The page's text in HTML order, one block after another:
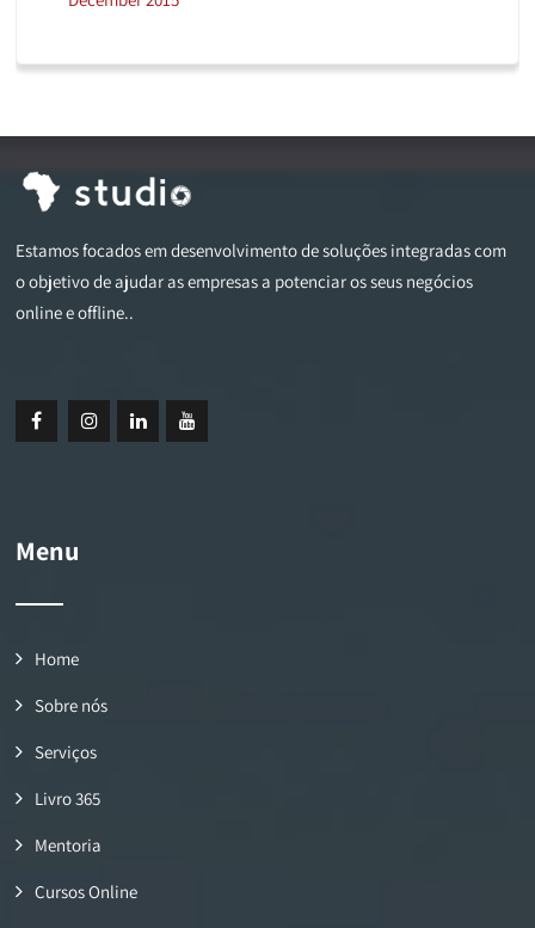
Estamos focados em desenvolvimento de soluções integradas com
o objetivo de ajudar as empresas a potenciar os seus negócios
online e offline..
Menu
Home
Sobre nós
Serviços
Livro 365
Mentoria
Cursos Online